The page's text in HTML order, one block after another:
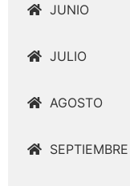
JUNIO
JULIO
AGOSTO
SEPTIEMBRE